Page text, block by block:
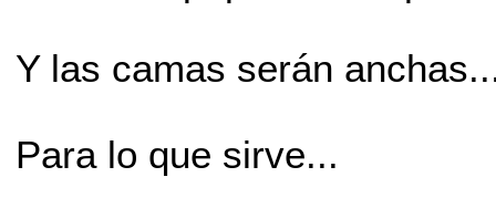
Y las camas serán
Para lo que sirve...